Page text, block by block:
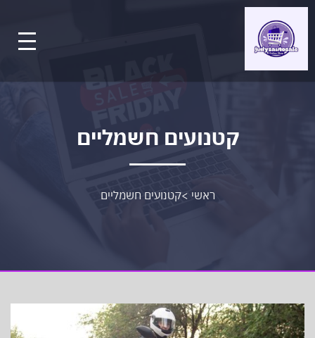
קטנועים חשמליים
ראשי >קטנועים חשמליים